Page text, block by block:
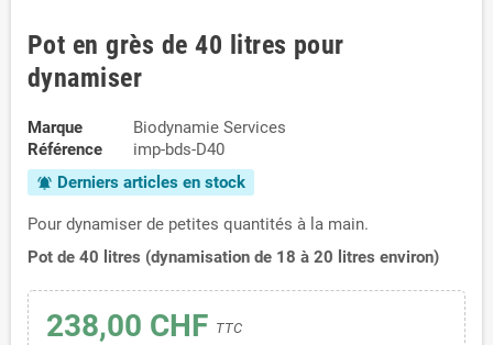
Pot en grès de 40 litres pour
dynamiser
Marque
Biodynamie Services
Référence
imp-bds-D40
notifications_active Derniers articles en stock
Pour dynamiser de petites quantités à la main.
Pot de 40 litres (dynamisation de 18 à 20 litres environ)
238,00 CHF TTC